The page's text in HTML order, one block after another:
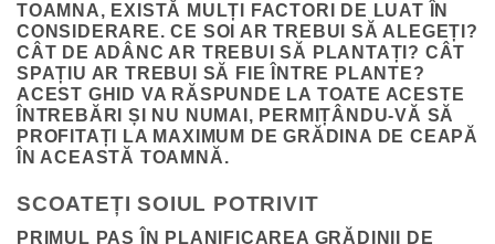
TOAMNA, EXISTĂ MULȚI FACTORI DE LUAT ÎN
CONSIDERARE. CE SOI AR TREBUI SĂ ALEGEȚI?
CÂT DE ADÂNC AR TREBUI SĂ PLANTAȚI? CÂT
SPAȚIU AR TREBUI SĂ FIE ÎNTRE PLANTE?
ACEST GHID VA RĂSPUNDE LA TOATE ACESTE
ÎNTREBĂRI ȘI NU NUMAI, PERMIȚÂNDU-VĂ SĂ
PROFITAȚI LA MAXIMUM DE GRĂDINA DE CEAPĂ
ÎN ACEASTĂ TOAMNĂ.
SCOATEȚI SOIUL POTRIVIT
PRIMUL PAS ÎN PLANIFICAREA GRĂDINII DE